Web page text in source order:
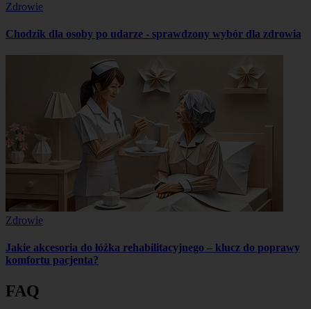
Zdrowie
Chodzik dla osoby po udarze - sprawdzony wybór dla zdrowia
Zdrowie
Jakie akcesoria do łóżka rehabilitacyjnego – klucz do poprawy
komfortu pacjenta?
FAQ